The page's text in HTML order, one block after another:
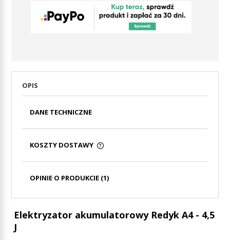
OPIS
DANE TECHNICZNE
KOSZTY DOSTAWY
PŁATNOŚCI
OPINIE O PRODUKCIE (1)
Elektryzator akumulatorowy Redyk A4 - 4,5
J